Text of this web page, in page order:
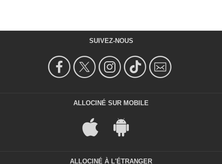
SUIVEZ-NOUS
ALLOCINÉ SUR MOBILE
ALLOCINÉ À L'ÉTRANGER